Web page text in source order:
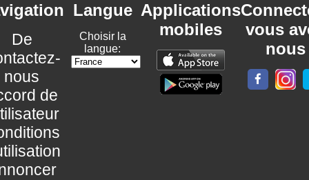
De
nous
de
Langue
Choisir la
langue:
Applications
mobiles
vous
nous